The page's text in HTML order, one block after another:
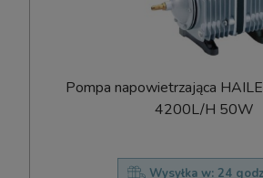
Pompa napowietrzająca
4200L/H 50W
Wysyłka w: 24